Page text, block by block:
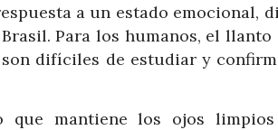
a un estado emocional,
Para los humanos, el llanto
difíciles de estudiar y
que mantiene los ojos